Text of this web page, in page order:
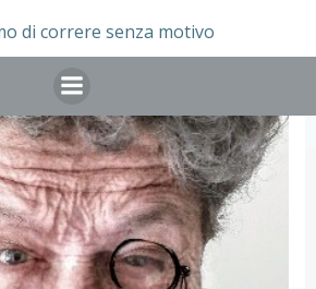
di correre senza motivo